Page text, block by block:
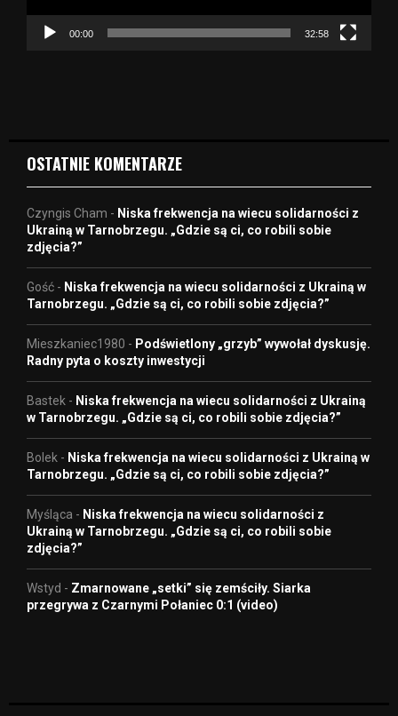
c
00:00 32:58
OSTATNIE KOMENTARZE
Czyngis Cham - Niska frekwencja na wiecu solidarności z
Ukrainą w Tarnobrzegu. „Gdzie są ci, co robili sobie
zdjęcia?”
Gość - Niska frekwencja na wiecu solidarności z Ukrainą w
Tarnobrzegu. „Gdzie są ci, co robili sobie zdjęcia?”
Mieszkaniec1980 - Podświetlony „grzyb” wywołał dyskusję.
Radny pyta o koszty inwestycji
Bastek - Niska frekwencja na wiecu solidarności z Ukrainą
w Tarnobrzegu. „Gdzie są ci, co robili sobie zdjęcia?”
Bolek - Niska frekwencja na wiecu solidarności z Ukrainą w
Tarnobrzegu. „Gdzie są ci, co robili sobie zdjęcia?”
Myśląca - Niska frekwencja na wiecu solidarności z
Ukrainą w Tarnobrzegu. „Gdzie są ci, co robili sobie
zdjęcia?”
Wstyd - Zmarnowane „setki” się zemściły. Siarka
przegrywa z Czarnymi Połaniec 0:1 (video)